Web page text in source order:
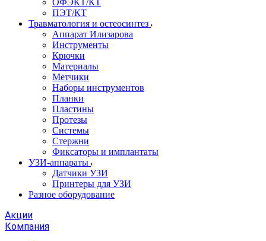
ОФЭКТ/КТ
ПЭТ/КТ
Травматология и остеосинтез
Аппарат Илизарова
Инструменты
Крючки
Материалы
Метчики
Наборы инструментов
Планки
Пластины
Протезы
Системы
Стержни
Фиксаторы и имплантаты
УЗИ-аппараты
Датчики УЗИ
Принтеры для УЗИ
Разное оборудование
Акции
Компания